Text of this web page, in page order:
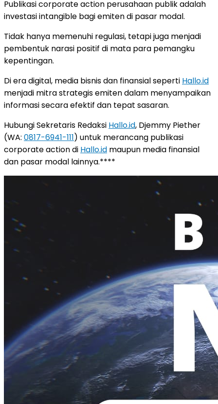
Publikasi corporate action perusahaan publik adalah
investasi intangible bagi emiten di pasar modal.
Tidak hanya memenuhi regulasi, tetapi juga menjadi
pembentuk narasi positif di mata para pemangku
kepentingan.
Di era digital, media bisnis dan finansial seperti Hallo.id
menjadi mitra strategis emiten dalam menyampaikan
informasi secara efektif dan tepat sasaran.
Hubungi Sekretaris Redaksi Hallo.id, Djemmy Piether
(WA: 0817-6941-111) untuk merancang publikasi
corporate action di Hallo.id maupun media finansial
dan pasar modal lainnya.****